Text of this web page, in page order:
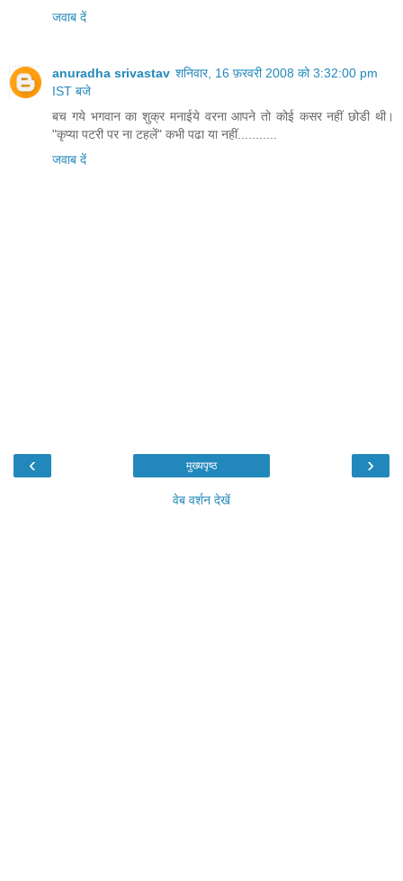
जवाब दें
anuradha srivastav शनिवार, 16 फ़रवरी 2008 को 3:32:00 pm
IST बजे
बच गये भगवान का शुक्र मनाईये वरना आपने तो कोई कसर नहीं छोडी थी।
"कृप्या पटरी पर ना टहलें" कभी पढा या नहीं...........
जवाब दें
‹ ›
मुख्यपृष्ठ
वेब वर्शन देखें